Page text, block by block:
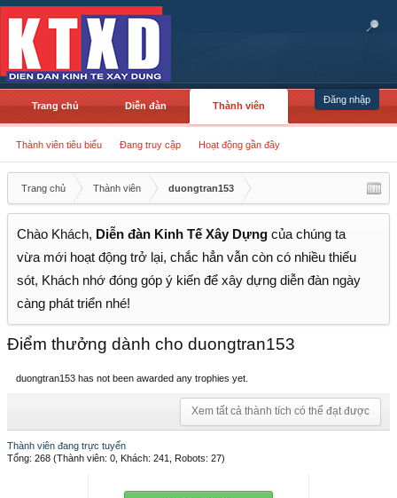
Đăng nhập
Trang chủ Diễn đàn Thành viên
Thành viên tiêu biểu Đang truy cập Hoạt động gần đây
Trang chủ Thành viên duongtran153
Chào Khách, Diễn đàn Kinh Tế Xây Dựng của chúng ta
vừa mới hoạt động trở lại, chắc hẳn vẫn còn có nhiều thiếu
sót, Khách nhớ đóng góp ý kiến để xây dựng diễn đàn ngày
càng phát triển nhé!
Điểm thưởng dành cho duongtran153
duongtran153 has not been awarded any trophies yet.
Xem tất cả thành tích có thể đạt được
Thành viên đang trực tuyến
Tổng: 268 (Thành viên: 0, Khách: 241, Robots: 27)